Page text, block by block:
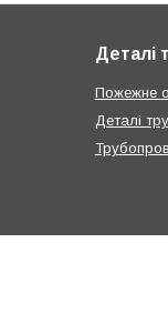
Деталі
Пожежне
Деталі